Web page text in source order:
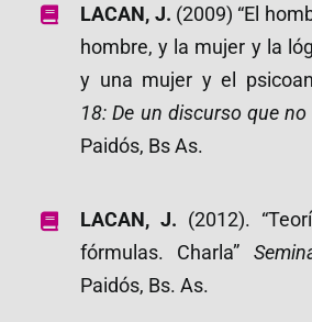
LACAN, J. (2009) “El
hombre, y la mujer y la
y una mujer y el
18: De un discurso que
Paidós, Bs As.
LACAN, J. (2012).
fórmulas. Charla”
Paidós, Bs. As.